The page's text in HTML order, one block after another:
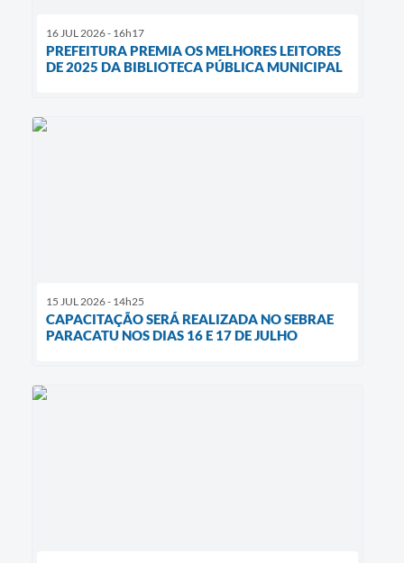
16 JUL 2026 - 16h17
PREFEITURA PREMIA OS MELHORES LEITORES
DE 2025 DA BIBLIOTECA PÚBLICA MUNICIPAL
15 JUL 2026 - 14h25
CAPACITAÇÃO SERÁ REALIZADA NO SEBRAE
PARACATU NOS DIAS 16 E 17 DE JULHO